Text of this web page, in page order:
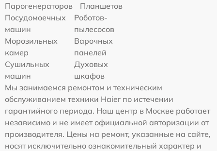
Парогенераторов
Планшетов
Посудомоечных
машин
Роботов-
пылесосов
Морозильных
камер
Варочных
панелей
Сушильных
машин
Духовых
шкафов
Мы занимаемся ремонтом и техническим
обслуживанием техники Haier по истечении
гарантийного периода. Наш центр в Москве работает
независимо и не имеет официальной авторизации от
производителя. Цены на ремонт, указанные на сайте,
носят исключительно ознакомительный характер и